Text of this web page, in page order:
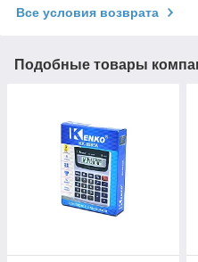
Все условия возврата
Подобные товары